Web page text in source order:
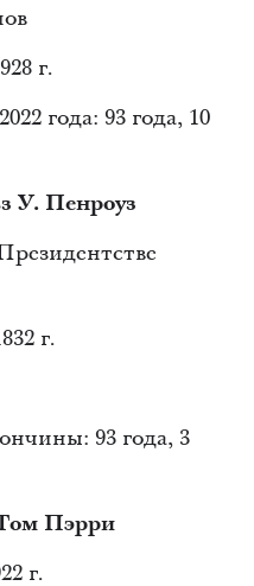
г.
года: 93 года, 10
У. Пенроуз
г.
93 года, 3
Пэрри
г.